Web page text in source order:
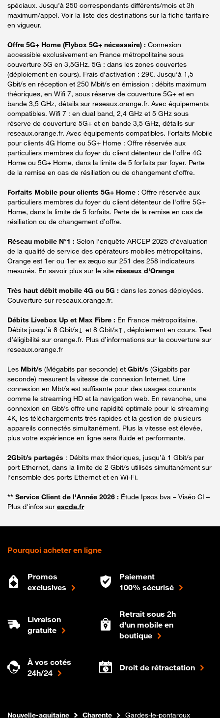
spéciaux. Jusqu’à 250 correspondants différents/mois et 3h
maximum/appel. Voir la liste des destinations sur la fiche tarifaire
en vigueur.
Offre 5G+ Home (Flybox 5G+ nécessaire) : Connexion
accessible exclusivement en France métropolitaine sous
couverture 5G en 3,5GHz. 5G : dans les zones couvertes
(déploiement en cours). Frais d’activation : 29€. Jusqu’à 1,5
Gbit/s en réception et 250 Mbit/s en émission : débits maximum
théoriques, en Wifi 7, sous réserve de couverture 5G+ et en
bande 3,5 GHz, détails sur reseaux.orange.fr. Avec équipements
compatibles. Wifi 7 : en dual band, 2,4 GHz et 5 GHz sous
réserve de couverture 5G+ et en bande 3,5 GHz, détails sur
reseaux.orange.fr. Avec équipements compatibles. Forfaits Mobile
pour clients 4G Home ou 5G+ Home : Offre réservée aux
particuliers membres du foyer du client détenteur de l'offre 4G
Home ou 5G+ Home, dans la limite de 5 forfaits par foyer. Perte
de la remise en cas de résiliation ou de changement d’offre.
Forfaits Mobile pour clients 5G+ Home : Offre réservée aux
particuliers membres du foyer du client détenteur de l'offre 5G+
Home, dans la limite de 5 forfaits. Perte de la remise en cas de
résiliation ou de changement d’offre.
Réseau mobile N°1 : Selon l’enquête ARCEP 2025 d’évaluation
de la qualité de service des opérateurs mobiles métropolitains,
Orange est 1er ou 1er ex æquo sur 251 des 258 indicateurs
mesurés. En savoir plus sur le site réseaux d'Orange
Très haut débit mobile 4G ou 5G : dans les zones déployées.
Couverture sur reseaux.orange.fr.
Débits Livebox Up et Max Fibre : En France métropolitaine.
Débits jusqu’à 8 Gbit/s↓ et 8 Gbit/s↑, déploiement en cours. Test
d’éligibilité sur orange.fr. Plus d’informations sur la couverture sur
reseaux.orange.fr
Les Mbit/s (Mégabits par seconde) et Gbit/s (Gigabits par
seconde) mesurent la vitesse de connexion Internet. Une
connexion en Mbt/s est suffisante pour des usages courants
comme le streaming HD et la navigation web. En revanche, une
connexion en Gbt/s offre une rapidité optimale pour le streaming
4K, les téléchargements très rapides et la gestion de plusieurs
appareils connectés simultanément. Plus la vitesse est élevée,
plus votre expérience en ligne sera fluide et performante.
2Gbit/s partagés : Débits max théoriques, jusqu’à 1 Gbit/s par
port Ethernet, dans la limite de 2 Gbit/s utilisés simultanément sur
l’ensemble des ports Ethernet et en Wi-Fi.
** Service Client de l'Année 2026 : Étude Ipsos bva – Viséo CI –
Plus d'infos sur escda.fr
Pourquoi acheter en ligne
Promos
exclusives
Paiement
100% sécurisé
Livraison
gratuite
Retrait sous 2h
d'un mobile en
boutique
À vos cotés
24h/24
Droit de rétractation
Boutique Orange
Internet fibre
Nouvelle-aquitaine Charente Gardes-le-pontaroux